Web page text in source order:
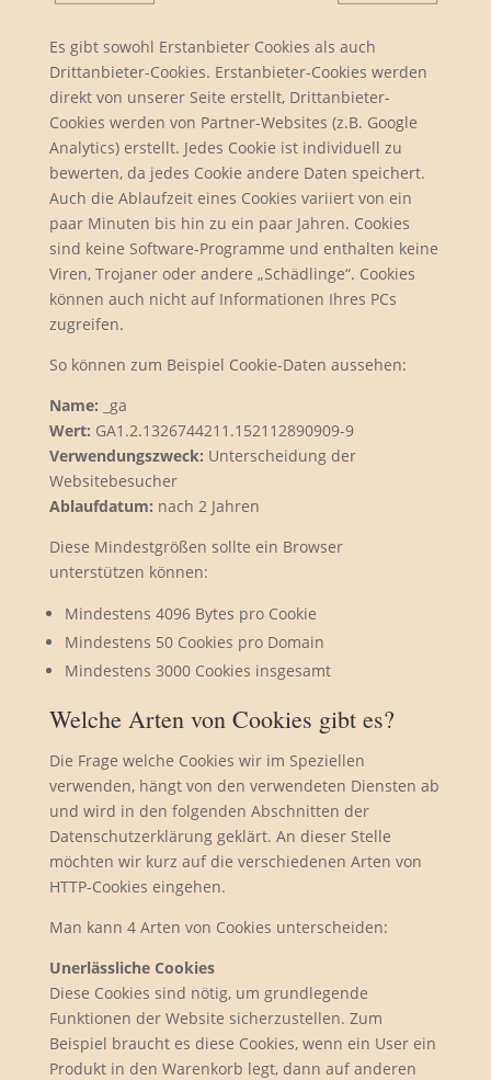
Es gibt sowohl Erstanbieter Cookies als auch
Drittanbieter-Cookies. Erstanbieter-Cookies werden
direkt von unserer Seite erstellt, Drittanbieter-
Cookies werden von Partner-Websites (z.B. Google
Analytics) erstellt. Jedes Cookie ist individuell zu
bewerten, da jedes Cookie andere Daten speichert.
Auch die Ablaufzeit eines Cookies variiert von ein
paar Minuten bis hin zu ein paar Jahren. Cookies
sind keine Software-Programme und enthalten keine
Viren, Trojaner oder andere „Schädlinge“. Cookies
können auch nicht auf Informationen Ihres PCs
zugreifen.
So können zum Beispiel Cookie-Daten aussehen:
Name: _ga
Wert: GA1.2.1326744211.152112890909-9
Verwendungszweck: Unterscheidung der
Websitebesucher
Ablaufdatum: nach 2 Jahren
Diese Mindestgrößen sollte ein Browser
unterstützen können:
Mindestens 4096 Bytes pro Cookie
Mindestens 50 Cookies pro Domain
Mindestens 3000 Cookies insgesamt
Welche Arten von Cookies gibt es?
Die Frage welche Cookies wir im Speziellen
verwenden, hängt von den verwendeten Diensten ab
und wird in den folgenden Abschnitten der
Datenschutzerklärung geklärt. An dieser Stelle
möchten wir kurz auf die verschiedenen Arten von
HTTP-Cookies eingehen.
Man kann 4 Arten von Cookies unterscheiden:
Unerlässliche Cookies
Diese Cookies sind nötig, um grundlegende
Funktionen der Website sicherzustellen. Zum
Beispiel braucht es diese Cookies, wenn ein User ein
Produkt in den Warenkorb legt, dann auf anderen